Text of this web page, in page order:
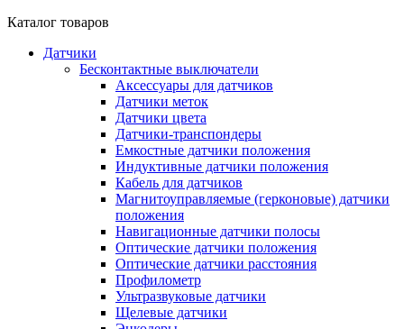
Каталог товаров
Датчики
Бесконтактные выключатели
Аксессуары для датчиков
Датчики меток
Датчики цвета
Датчики-транспондеры
Емкостные датчики положения
Индуктивные датчики положения
Кабель для датчиков
Магнитоуправляемые (герконовые) датчики
положения
Навигационные датчики полосы
Оптические датчики положения
Оптические датчики расстояния
Профилометр
Ультразвуковые датчики
Щелевые датчики